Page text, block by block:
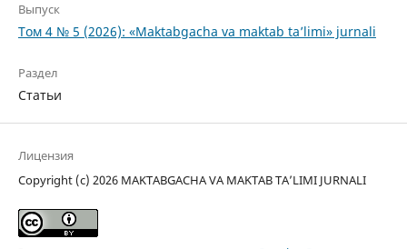
Выпуск
Том 4 № 5 (2026): «Maktabgacha va maktab ta’limi» jurnali
Раздел
Статьи
Лицензия
Copyright (c) 2026 MAKTABGACHA VA MAKTAB TA’LIMI JURNALI